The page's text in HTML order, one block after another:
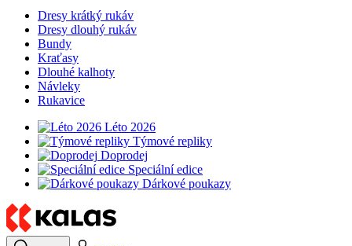
Dresy krátký rukáv
Dresy dlouhý rukáv
Bundy
Kraťasy
Dlouhé kalhoty
Návleky
Rukavice
Léto 2026
Týmové repliky
Doprodej
Speciální edice
Dárkové poukazy